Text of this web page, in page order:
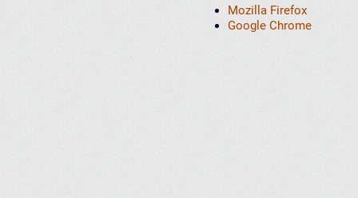
Mozilla Firefox
Google Chrome